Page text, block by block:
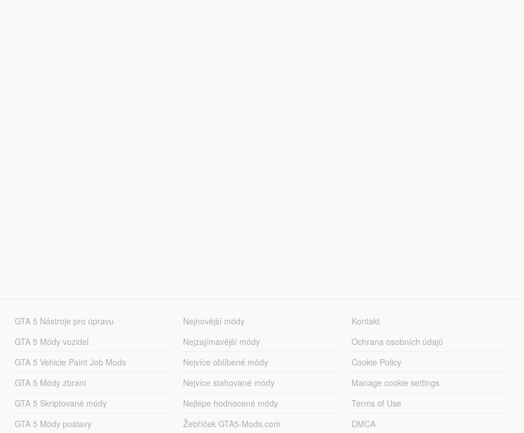
GTA 5 Nástroje pro úpravu
GTA 5 Módy vozidel
GTA 5 Vehicle Paint Job Mods
GTA 5 Módy zbraní
GTA 5 Skriptované módy
GTA 5 Módy postavy
Nejnovější módy
Nejzajímavější módy
Nejvíce oblíbené módy
Nejvíce stahované módy
Nejlépe hodnocené módy
Žebříček GTA5-Mods.com
Kontakt
Ochrana osobních údajů
Cookie Policy
Manage cookie settings
Terms of Use
DMCA